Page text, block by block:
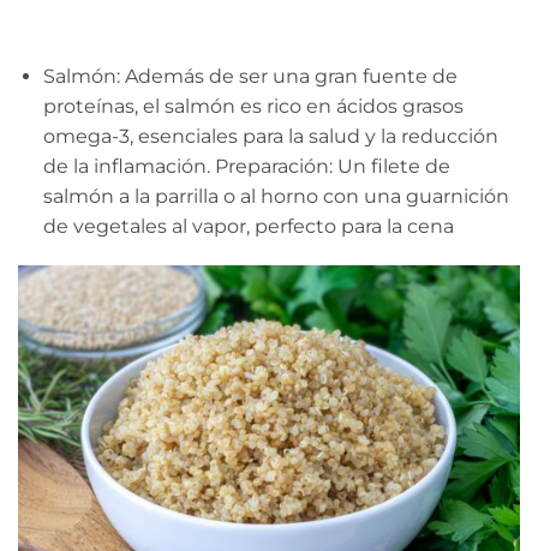
Salmón: Además de ser una gran fuente de
proteínas, el salmón es rico en ácidos grasos
omega-3, esenciales para la salud y la reducción
de la inflamación. Preparación: Un filete de
salmón a la parrilla o al horno con una guarnición
de vegetales al vapor, perfecto para la cena